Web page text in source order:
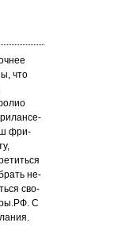
что
фри­
не­
сво­
С